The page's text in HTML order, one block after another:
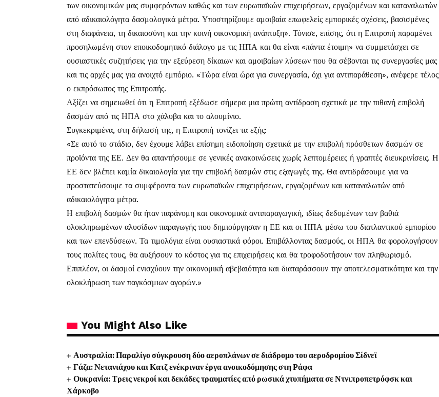
των οικονομικών μας συμφερόντων καθώς και των ευρωπαϊκών επιχειρήσεων, εργαζομένων και καταναλωτών
από αδικαιολόγητα δασμολογικά μέτρα. Υποστηρίζουμε αμοιβαία επωφελείς εμπορικές σχέσεις, βασισμένες
στη διαφάνεια, τη δικαιοσύνη και την κοινή οικονομική ανάπτυξη». Τόνισε, επίσης, ότι η Επιτροπή παραμένει
προσηλωμένη στον εποικοδομητικό διάλογο με τις ΗΠΑ και θα είναι «πάντα έτοιμη» να συμμετάσχει σε
ουσιαστικές συζητήσεις για την εξεύρεση δίκαιων και αμοιβαίων λύσεων που θα σέβονται τις συνεργασίες μας
και τις αρχές μας για ανοιχτό εμπόριο. «Τώρα είναι ώρα για συνεργασία, όχι για αντιπαράθεση», ανέφερε τέλος
ο εκπρόσωπος της Επιτροπής.
Αξίζει να σημειωθεί ότι η Επιτροπή εξέδωσε σήμερα μια πρώτη αντίδραση σχετικά με την πιθανή επιβολή
δασμών από τις ΗΠΑ στο χάλυβα και το αλουμίνιο.
Συγκεκριμένα, στη δήλωσή της, η Επιτροπή τονίζει τα εξής:
«Σε αυτό το στάδιο, δεν έχουμε λάβει επίσημη ειδοποίηση σχετικά με την επιβολή πρόσθετων δασμών σε
προϊόντα της ΕΕ. Δεν θα απαντήσουμε σε γενικές ανακοινώσεις χωρίς λεπτομέρειες ή γραπτές διευκρινίσεις. Η
ΕΕ δεν βλέπει καμία δικαιολογία για την επιβολή δασμών στις εξαγωγές της. Θα αντιδράσουμε για να
προστατεύσουμε τα συμφέροντα των ευρωπαϊκών επιχειρήσεων, εργαζομένων και καταναλωτών από
αδικαιολόγητα μέτρα.
Η επιβολή δασμών θα ήταν παράνομη και οικονομικά αντιπαραγωγική, ιδίως δεδομένων των βαθιά
ολοκληρωμένων αλυσίδων παραγωγής που δημιούργησαν η ΕΕ και οι ΗΠΑ μέσω του διατλαντικού εμπορίου
και των επενδύσεων. Τα τιμολόγια είναι ουσιαστικά φόροι. Επιβάλλοντας δασμούς, οι ΗΠΑ θα φορολογήσουν
τους πολίτες τους, θα αυξήσουν το κόστος για τις επιχειρήσεις και θα τροφοδοτήσουν τον πληθωρισμό.
Επιπλέον, οι δασμοί ενισχύουν την οικονομική αβεβαιότητα και διαταράσσουν την αποτελεσματικότητα και την
ολοκλήρωση των παγκόσμιων αγορών.»
You Might Also Like
Αυστραλία: Παραλίγο σύγκρουση δύο αεροπλάνων σε διάδρομο του αεροδρομίου Σίδνεϊ
Γάζα: Νετανιάχου και Κατζ ενέκριναν έργα ανοικοδόμησης στη Ράφα
Ουκρανία: Τρεις νεκροί και δεκάδες τραυματίες από ρωσικά χτυπήματα σε Ντνιπροπετρόφσκ και
Χάρκοβο